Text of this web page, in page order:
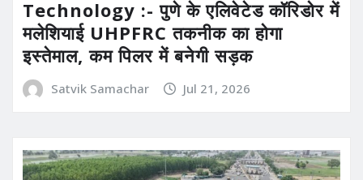
Technology :- पुणे के एलिवेटेड कॉरिडोर में
मलेशियाई UHPFRC तकनीक का होगा
इस्तेमाल, कम पिलर में बनेगी सड़क
Satvik Samachar Jul 21, 2026